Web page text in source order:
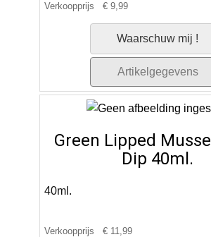
Verkoopprijs € 9,99
Waarschuw mij !
Artikelgegevens
Green Lipped Mussel
Dip 40ml.
40ml.
Verkoopprijs € 11,99